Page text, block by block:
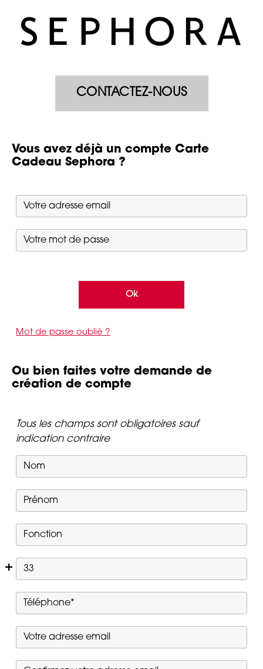
CONTACTEZ-NOUS
Vous avez déjà un compte Carte
Cadeau Sephora ?
Ok
Mot de passe oublié ?
Ou bien faites votre demande de
création de compte
Tous les champs sont obligatoires sauf
indication contraire